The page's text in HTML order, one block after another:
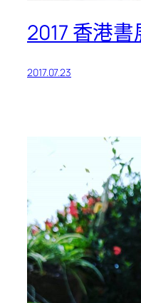
2017 香港
2017.07.23